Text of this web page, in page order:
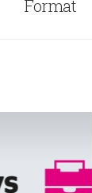
Format